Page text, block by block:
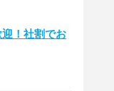
！社割でお